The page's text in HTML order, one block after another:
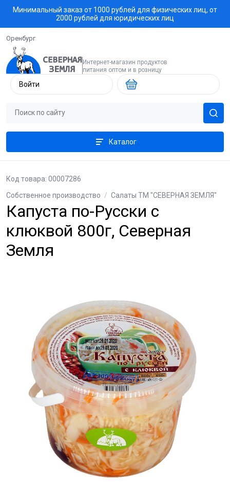
Минимальный заказ от 1000 рублей для физических лиц, от
2000 рублей для юридических лиц
Оренбург
Интернет-магазин продуктов
питания оптом и в розницу
Войти
Каталог
Собственное производство / Салаты ТМ "СЕВЕРНАЯ ЗЕМЛЯ"
Капуста по-Русски с
клюквой 800г, Северная
Земля
Код товара: 00007286